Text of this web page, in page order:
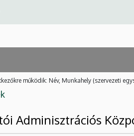
működik: Név, Munkahely (szervezeti
Adminisztrációs